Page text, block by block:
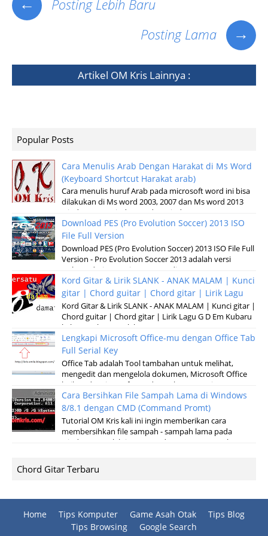
Posting Lebih Baru
Posting Lama
→
Artikel OM KrisLainnya :
Popular Posts
Cara Menulis Arab Dengan Harakat di Ms Word
(Keyboard Shortcut Harakat arab)
Cara menulis huruf Arab pada microsoft word ini bisa
dilakukan di Ms word 2003, 2007 dan Ms word 2013
windows XP, Windows 7 dan windows v...
Download PES (Pro Evolution Soccer) 2013 ISO
File Full Version
Download PES (Pro Evolution Soccer) 2013 ISO File Full
Version - Pro Evolution Soccer 2013 adalah versi
terbaru dari permainan pertandinga...
Kord Gitar & Lirik SLANK - ANAK MALAM | Kunci
gitar | Chord guitar | Chord gitar | Lirik Lagu
Kord Gitar & Lirik SLANK - ANAK MALAM | Kunci gitar |
Chord guitar | Chord gitar | Lirik Lagu G D Em Kubaru
keluar malam Setelah sun...
Lengkapi Microsoft Office-mu dengan Office Tab
Full Serial Key
Office Tab adalah Tool tambahan untuk melihat,
mengedit dan mengelola dokumen, Microsoft Office
baik pada microsoft Word, Excel, Powerpoint...
Cara Bersihkan File Sampah Lama di Windows
8/8.1 dengan CMD (Command Promt)
Tutorial OM Kris kali ini ingin memberikan cara
membersihkan file sampah - sampah lama pada
windows 8 melalui Command Promt (CMD), yah sese...
Chord Gitar Terbaru
Home Tips Komputer Game Asah Otak
Tips Blog
Tips Browsing
Google Search